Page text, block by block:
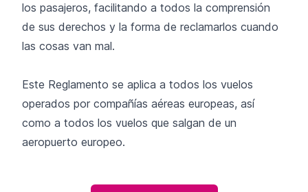
los pasajeros, facilitando a todos la comprensión
de sus derechos y la forma de reclamarlos cuando
las cosas van mal.
Este Reglamento se aplica a todos los vuelos
operados por compañías aéreas europeas, así
como a todos los vuelos que salgan de un
aeropuerto europeo.